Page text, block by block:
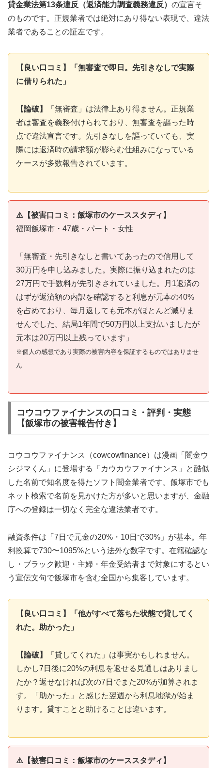
貸金業法第13条違反（返済能力調査義務違反） の宣言そ
のものです。正規業者では絶対にあり得ない表現で、違法
業者であることの証左です。
【良い口コミ】「無審査で即日。先引きなしで実際
に借りられた」
【論破】
「無審査」は法律上あり得ません。正規業
者は審査を義務付けられており、無審査を謳った時
点で違法宣言です。先引きなしを謳っていても、実
際には返済時の請求額が膨らむ仕組みになっている
ケースが多数報告されています。
⚠️【被害口コミ：飯塚市のケーススタディ】
福岡飯塚市・47歳・パート・女性
「無審査・先引きなしと書いてあったので信用して
30万円を申し込みました。実際に振り込まれたのは
27万円で手数料が先引きされていました。月1返済の
はずが返済額の内訳を確認すると利息が元本の40%
を占めており、毎月返しても元本がほとんど減りま
せんでした。結局1年間で50万円以上支払いましたが
元本は20万円以上残っています」
※個人の感想であり実際の被害内容を保証するものではありませ
ん
コウコウファイナンスの口コミ・評判・実態
【飯塚市の被害報告付き】
コウコウファイナンス（cowcowfinance）は漫画「闇金ウ
シジマくん」に登場する「カウカウファイナンス」と酷似
した名前で知名度を得たソフト闇金業者です。飯塚市でも
ネット検索で名前を見かけた方が多いと思いますが、金融
庁への登録は一切なく完全な違法業者です。
融資条件は「7日で元金の20%・10日で30%」が基本。年
利換算で730〜1095%という法外な数字です。在籍確認な
し・ブラック歓迎・主婦・年金受給者まで対象にするとい
う宣伝文句で飯塚市を含む全国から集客しています。
【良い口コミ】「他がすべて落ちた状態で貸してく
れた。助かった」
【論破】
「貸してくれた」は事実かもしれません。
しかし7日後に20%の利息を返せる見通しはありまし
たか？返せなければ次の7日でまた20%が加算されま
す。「助かった」と感じた翌週から利息地獄が始ま
ります。貸すことと助けることは違います。
⚠️【被害口コミ：飯塚市のケーススタディ】